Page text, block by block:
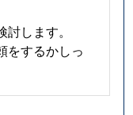
します。
をするかしっ